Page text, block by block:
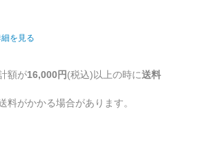
を見る
額が16,000円(税込)以上の時に送料
がかかる場合があります。